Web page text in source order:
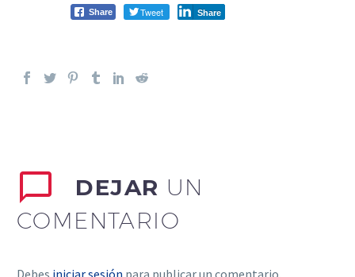
Share Tweet Share
DEJAR UN
COMENTARIO
Debes iniciar sesión para publicar un comentario.